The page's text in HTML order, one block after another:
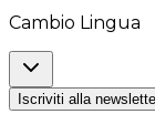
Cambio Lingua
Iscriviti alla